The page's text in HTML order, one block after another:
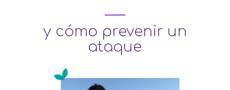
y cómo prevenir un
ataque